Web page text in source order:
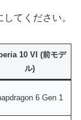
てください。
10 VI (前モデ
ル)
6 Gen 1